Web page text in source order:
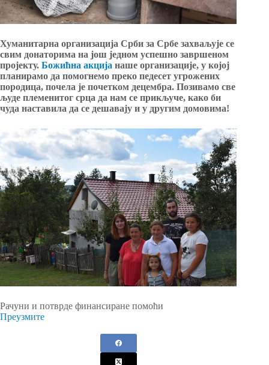
Хуманитарна организација Срби за Србе захваљује се
свим донаторима на још једном успешно завршеном
пројекту. Божићна акција наше организације, у којој
планирамо да помогнемо преко педесет угрожених
породица, почела је почетком децембра. Позивамо све
људе племенитог срца да нам се прикључе, како би
чуда наставила да се дешавају и у другим домовима!
Рачуни и потврде финансиране помоћи
Преузмите